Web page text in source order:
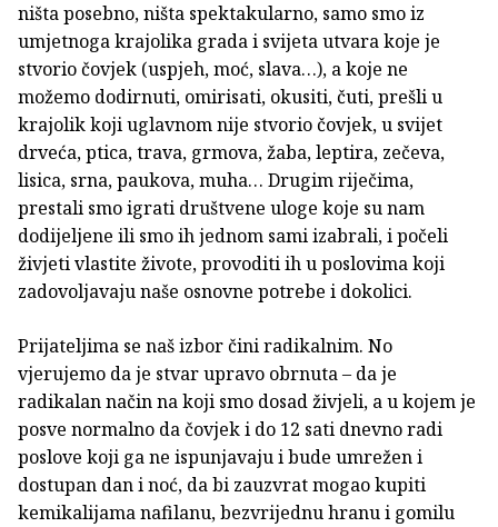
ništa posebno, ništa spektakularno, samo smo iz
umjetnoga krajolika grada i svijeta utvara koje je
stvorio čovjek (uspjeh, moć, slava…), a koje ne
možemo dodirnuti, omirisati, okusiti, čuti, prešli u
krajolik koji uglavnom nije stvorio čovjek, u svijet
drveća, ptica, trava, grmova, žaba, leptira, zečeva,
lisica, srna, paukova, muha… Drugim riječima,
prestali smo igrati društvene uloge koje su nam
dodijeljene ili smo ih jednom sami izabrali, i počeli
živjeti vlastite živote, provoditi ih u poslovima koji
zadovoljavaju naše osnovne potrebe i dokolici.
Prijateljima se naš izbor čini radikalnim. No
vjerujemo da je stvar upravo obrnuta – da je
radikalan način na koji smo dosad živjeli, a u kojem je
posve normalno da čovjek i do 12 sati dnevno radi
poslove koji ga ne ispunjavaju i bude umrežen i
dostupan dan i noć, da bi zauzvrat mogao kupiti
kemikalijama nafilanu, bezvrijednu hranu i gomilu